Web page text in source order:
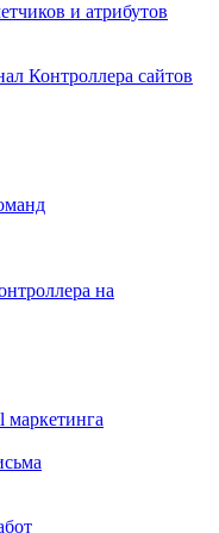
и атрибутов
Контроллера сайтов
на